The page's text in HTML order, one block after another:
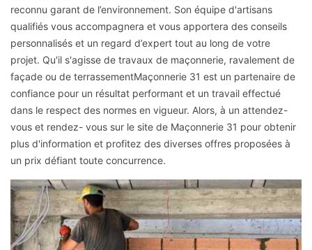
reconnu garant de l’environnement. Son équipe d'artisans
qualifiés vous accompagnera et vous apportera des conseils
personnalisés et un regard d’expert tout au long de votre
projet. Qu'il s'agisse de travaux de maçonnerie, ravalement de
façade ou de terrassementMaçonnerie 31 est un partenaire de
confiance pour un résultat performant et un travail effectué
dans le respect des normes en vigueur. Alors, à un attendez-
vous et rendez- vous sur le site de Maçonnerie 31 pour obtenir
plus d'information et profitez des diverses offres proposées à
un prix défiant toute concurrence.